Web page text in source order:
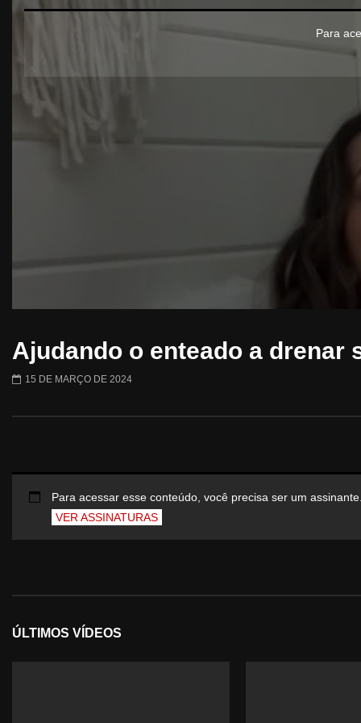
Para
Ajudando o enteado a drenar
15 DE MARÇO DE 2024
Para acessar esse conteúdo, você precisa ser um
VER ASSINATURAS
ÚLTIMOS VÍDEOS